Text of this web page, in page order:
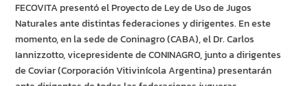
FECOVITA presentó el Proyecto de Ley de Uso de Jugos
Naturales ante distintas federaciones y dirigentes. En este
momento, en la sede de Coninagro (CABA), el Dr. Carlos
Iannizzotto, vicepresidente de CONINAGRO, junto a dirigentes
de Coviar (Corporación Vitivinícola Argentina) presentarán